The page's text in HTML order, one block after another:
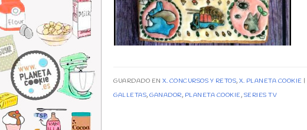
GUARDADO EN X. CONCURSOS Y RETOS, X. PLANETA COOKIE
GALLETAS, GANADOR, PLANETA COOKIE, SERIES TV